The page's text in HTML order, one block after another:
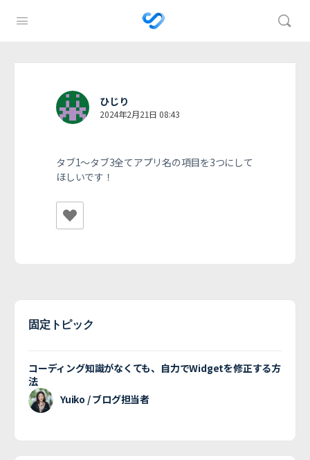
ひじり
2024年2月21日 08:43
タブ1～タブ3全てアプリ名の項目を3つにして
ほしいです！
固定トピック
コーディング知識がなくても、自力でWidgetを修正する方
法
Yuiko / ブログ担当者